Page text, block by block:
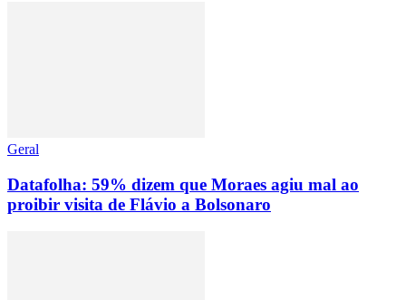
Geral
Datafolha: 59% dizem que Moraes agiu mal ao
proibir visita de Flávio a Bolsonaro